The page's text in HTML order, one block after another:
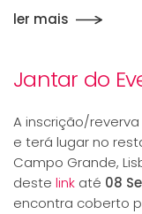
ler mais
Jantar do
A inscrição/
e terá lugar no
Campo Grande,
deste link até 08
encontra coberto